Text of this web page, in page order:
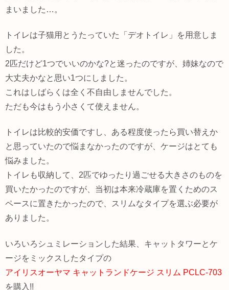
まいました…。
トイレは子猫用とうたっていた「デオトイレ」を用意しま
した。
2匹だけど1つでいいのかな?と迷ったのですが、姉妹なので
大丈夫かなと思い1つにしました。
これはしばらくは全く不自由しませんでした。
ただも今はもう小さくて使えません。
トイレは比較的安価ですし、ある程度使ったら買い替えか
と思っていたので悩まなかったのですが、ケージはとても
悩みました。
トイレも収納して、2匹でゆったり過ごせる大きさのものを
買いたかったのですが、当初は本来冷蔵庫を置くためのス
ペースに置きたかったので、スリムなタイプを選ぶ必要が
ありました。
いろいろシュミレーションした結果、キャットタワーとケ
ージをミックスしたタイプの
アイリスオーヤマ キャットランドケージ スリム PCLC-703
を購入!!